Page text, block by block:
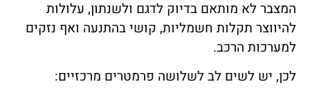
המצבר לא מותאם בדיוק לדגם ולשנתון, עלולות
להיווצר תקלות חשמליות, קושי בהתנעה ואף נזקים
למערכות הרכב.
לכן, יש לשים לב לשלושה פרמטרים מרכזיים: